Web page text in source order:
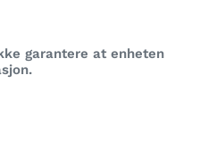
garantere at enheten